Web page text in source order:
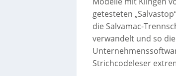
getesteten
die Salvamac-
verwandelt und so
Strichcodeleser